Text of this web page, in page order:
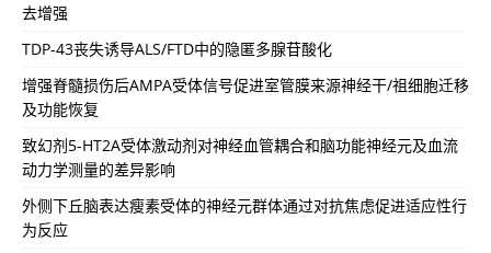
去增强
TDP-43丧失诱导ALS/FTD中的隐匿多腺苷酸化
增强脊髓损伤后AMPA受体信号促进室管膜来源神经干/祖细胞迁移
及功能恢复
致幻剂5-HT2A受体激动剂对神经血管耦合和脑功能神经元及血流
动力学测量的差异影响
外侧下丘脑表达瘦素受体的神经元群体通过对抗焦虑促进适应性行
为反应